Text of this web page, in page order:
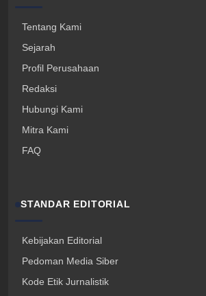
Tentang Kami
Sejarah
Profil Perusahaan
Redaksi
Hubungi Kami
Mitra Kami
FAQ
STANDAR EDITORIAL
Kebijakan Editorial
Pedoman Media Siber
Kode Etik Jurnalistik